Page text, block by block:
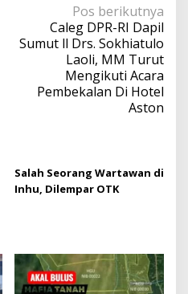
Pos berikutnya
Caleg DPR-RI Dapil
Sumut ll Drs. Sokhiatulo
Laoli, MM Turut
Mengikuti Acara
Pembekalan Di Hotel
Aston
Salah Seorang Wartawan di
Inhu, Dilempar OTK